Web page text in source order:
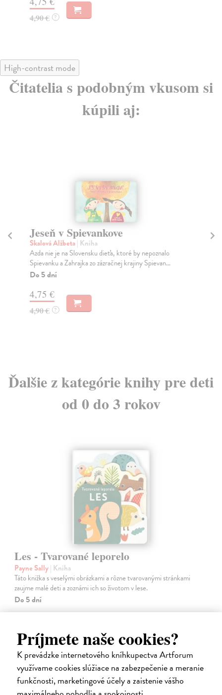
Príjmete naše cookies?
K prevádzke internetového kníhkupectva Artforum
využívame cookies slúžiace na zabezpečenie a meranie
funkčnosti, marketingové účely a zaistenie vášho
4,90 € ?
High-contrast mode
Čitatelia s podobným vkusom si
kúpili aj:
Jeseň v Spievankove
Skalová Alžbeta| Kniha
Azda nie je na Slovensku dieťa, ktoré by nepoznalo
Spievanku a Zahrajka zo zázračnej krajiny Spievan...
Do 5 dní
4,75 €
4,90 € ?
Ďalšie z kategórie knihy pre deti
od 0 do 3 rokov
Les - Tvarované leporelo
Payne Sally| Kniha
Táto knižka s veselými obrázkami a rôzne tvarovanými stránkami
zaujme malé deti a zoznámi ich so životom v lese.
Do 5 dní
7,90 € ?